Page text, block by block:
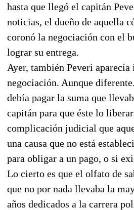
hasta que llegó el capitán
noticias, el dueño de aquella
coronó la negociación con el
lograr su entrega.
Ayer, también Peveri
negociación. Aunque
debía pagar la suma que
capitán para que éste lo
complicación judicial que
una causa que no está
para obligar a un pago, o si
Lo cierto es que el olfato de
que no por nada llevaba la
años dedicados a la carrera